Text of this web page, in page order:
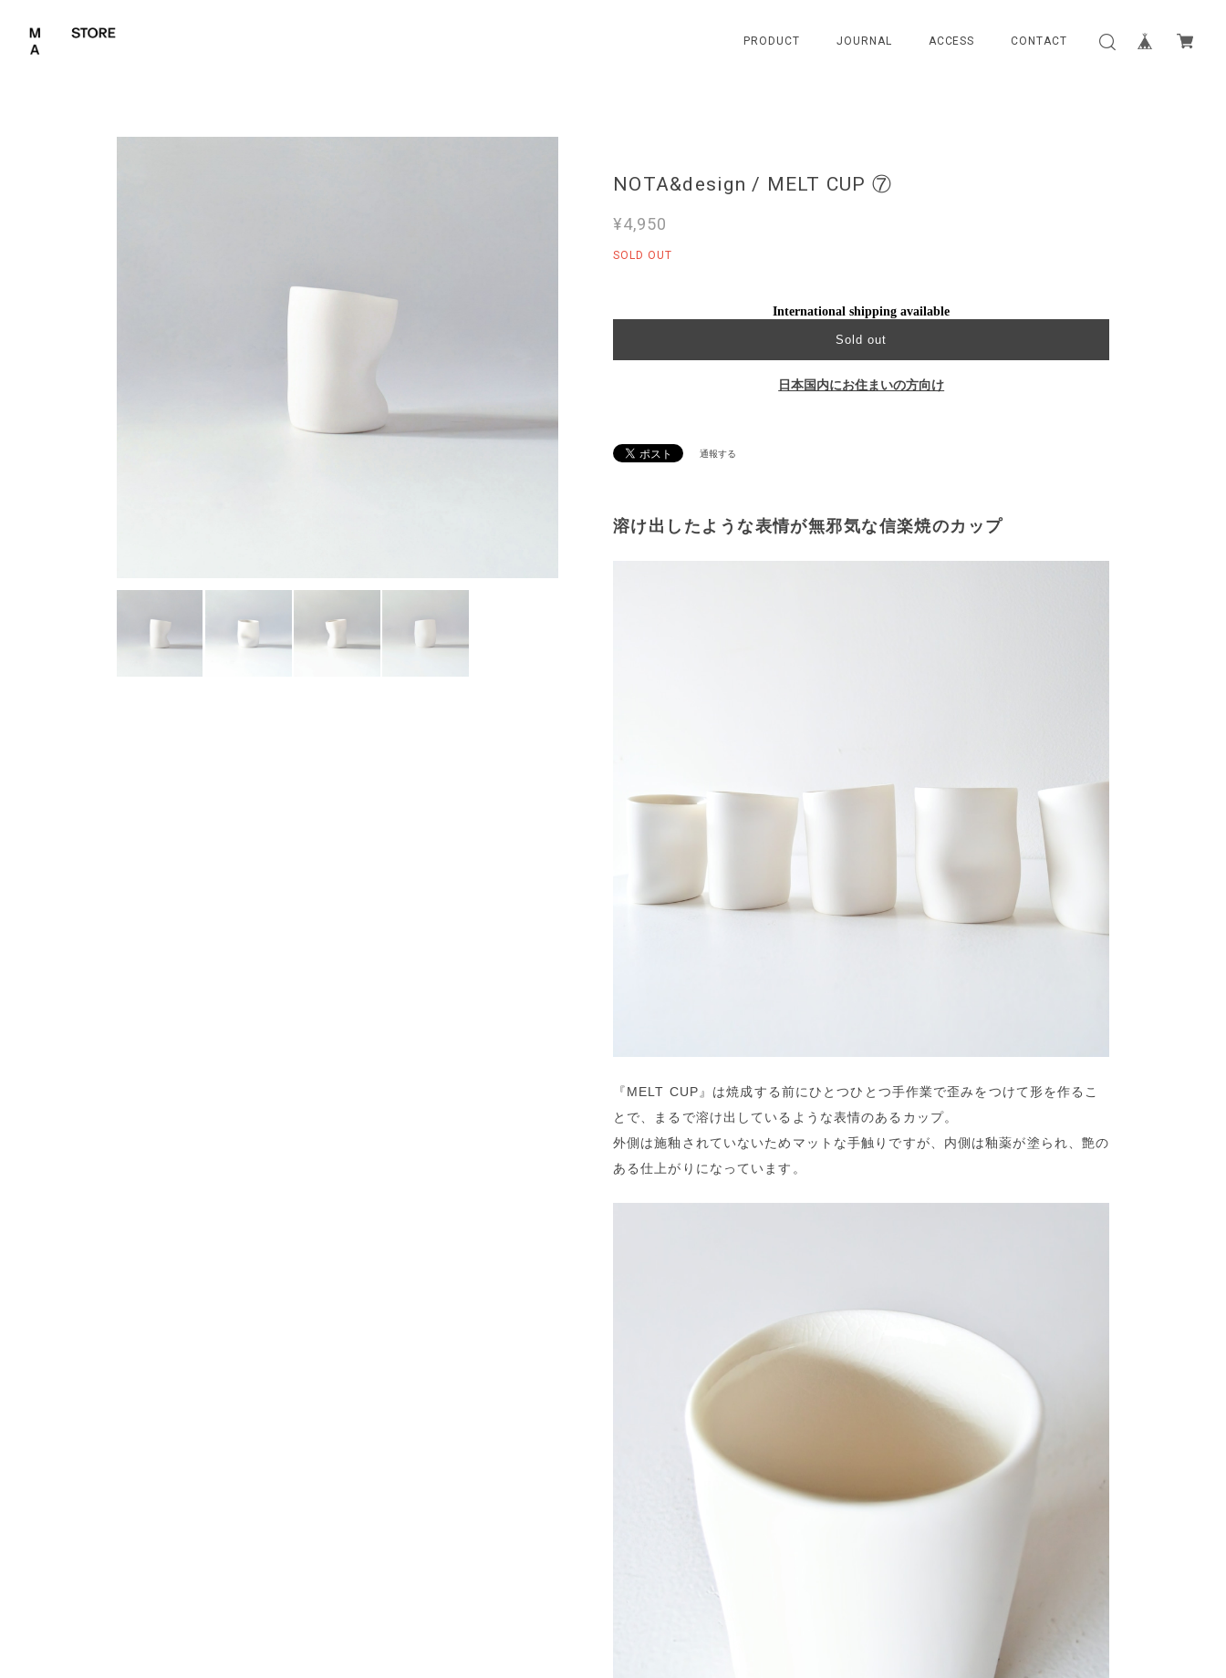
PRODUCT JOURNAL ACCESS CONTACT
NOTA&design / MELT CUP ⑦
¥4,950
SOLD OUT
International shipping available
Sold out
日本国内にお住まいの方向け
通報する
溶け出したような表情が無邪気な信楽焼のカップ
『MELT CUP』は焼成する前にひとつひとつ手作業で歪みをつけて形を作るこ
とで、まるで溶け出しているような表情のあるカップ。
外側は施釉されていないためマットな手触りですが、内側は釉薬が塗られ、艶の
ある仕上がりになっています。